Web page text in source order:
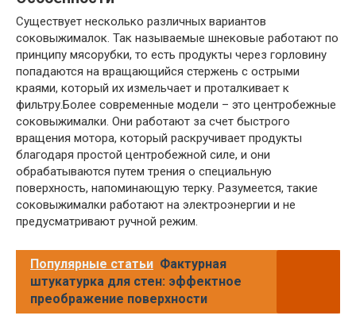
Существует несколько различных вариантов
соковыжималок. Так называемые шнековые работают по
принципу мясорубки, то есть продукты через горловину
попадаются на вращающийся стержень с острыми
краями, который их измельчает и проталкивает к
фильтру.Более современные модели – это центробежные
соковыжималки. Они работают за счет быстрого
вращения мотора, который раскручивает продукты
благодаря простой центробежной силе, и они
обрабатываются путем трения о специальную
поверхность, напоминающую терку. Разумеется, такие
соковыжималки работают на электроэнергии и не
предусматривают ручной режим.
Популярные статьи Фактурная
штукатурка для стен: эффектное
преображение поверхности